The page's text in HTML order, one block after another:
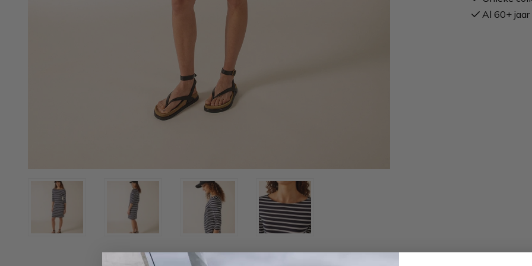
Al 60+ jaar